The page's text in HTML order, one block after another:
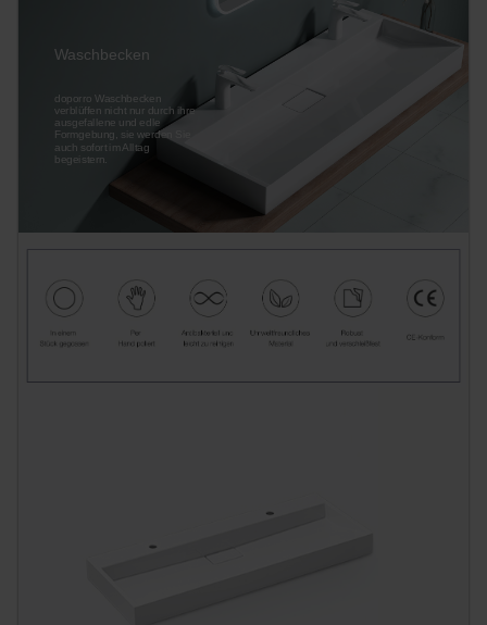
Waschbecken
doporro Waschbecken
verblüffen nicht nur durch ihre
ausgefallene und edle
Formgebung, sie werden Sie
auch sofort im Alltag
begeistern.